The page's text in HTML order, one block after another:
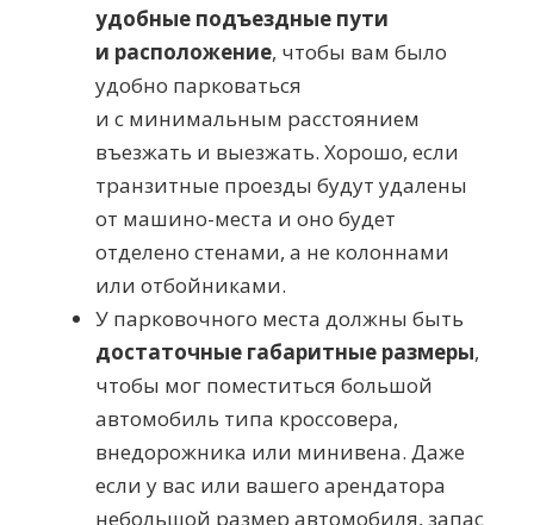
удобные подъездные пути
и расположение, чтобы вам было
удобно парковаться
и с минимальным расстоянием
въезжать и выезжать. Хорошо, если
транзитные проезды будут удалены
от машино-места и оно будет
отделено стенами, а не колоннами
или отбойниками.
У парковочного места должны быть
достаточные габаритные размеры,
чтобы мог поместиться большой
автомобиль типа кроссовера,
внедорожника или минивена. Даже
если у вас или вашего арендатора
небольшой размер автомобиля, запас